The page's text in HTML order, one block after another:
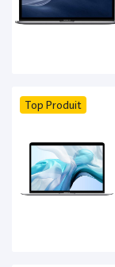
Top Produit